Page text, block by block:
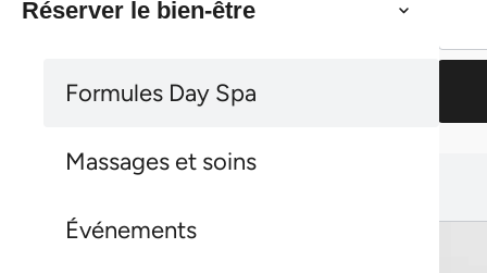
Cela pourrait aussi te plaire :
Bon cadeau
Continuer les achats
Réserver le bien-être
Formules Day Spa
Massages et soins
Événements